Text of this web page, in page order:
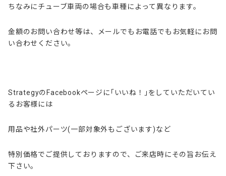
ちなみにチューブ車両の場合も車種によって異なります。
金額のお問い合わせ等は、メールでもお電話でもお気軽にお問
い合わせください。
StrategyのFacebookページに｢いいね！｣をしていただいてい
るお客様には
用品や社外パーツ(一部対象外もございます)など
特別価格でご提供しておりますので、ご来店時にその旨お伝え
下さい。